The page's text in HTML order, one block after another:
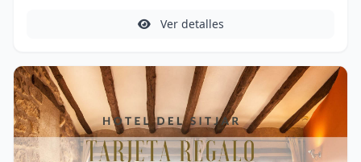
Ver detalles